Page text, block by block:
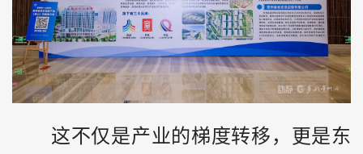
这不仅是产业的梯度转移，更是东